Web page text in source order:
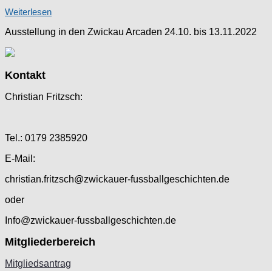
Weiterlesen
Ausstellung in den Zwickau Arcaden 24.10. bis 13.11.2022
Kontakt
Christian Fritzsch:
Tel.: 0179 2385920
E-Mail:
christian.fritzsch@zwickauer-fussballgeschichten.de
oder
Info@zwickauer-fussballgeschichten.de
Mitgliederbereich
Mitgliedsantrag